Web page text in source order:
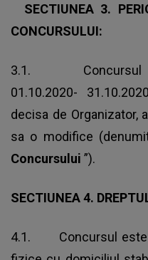
SECTIUNEA 3.
CONCURSULUI:
3.1. Concursul se
01.10.2020-
decisa de Organizator,
sa o modifice
Concursului ”).
SECTIUNEA 4.
4.1. Concursul este